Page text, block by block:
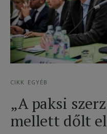
Videó
Ellensúly
Adatkezelés
CIKK EGYÉB
„A paksi
mellett dőlt